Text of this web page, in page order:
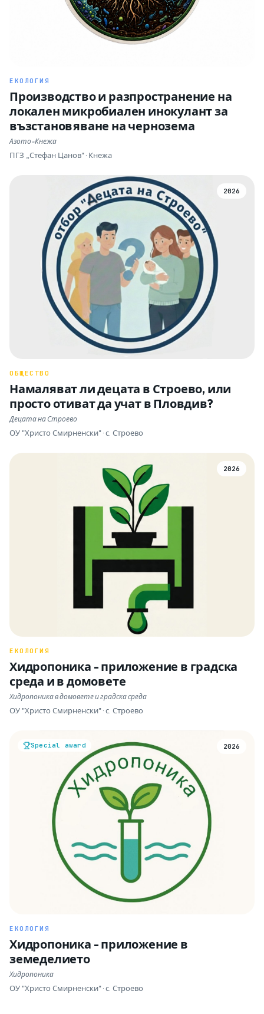
ЕКОЛОГИЯ
Производство и разпространение на
локален микробиален инокулант за
възстановяване на чернозема
Азото-Кнежа
ПГЗ „Стефан Цанов" · Кнежа
2026
ОБЩЕСТВО
Намаляват ли децата в Строево, или
просто отиват да учат в Пловдив?
Децата на Строево
ОУ "Христо Смирненски" · с. Строево
2026
ЕКОЛОГИЯ
Хидропоника - приложение в градска
среда и в домовете
Хидропоника в домовете и градска среда
ОУ "Христо Смирненски" · с. Строево
Special award 2026
ЕКОЛОГИЯ
Хидропоника - приложение в
земеделието
Хидропоника
ОУ "Христо Смирненски" · с. Строево